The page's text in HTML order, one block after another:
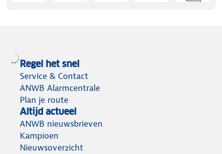
Regel het snel
Service & Contact
ANWB Alarmcentrale
Plan je route
Altijd actueel
ANWB nieuwsbrieven
Kampioen
Nieuwsoverzicht